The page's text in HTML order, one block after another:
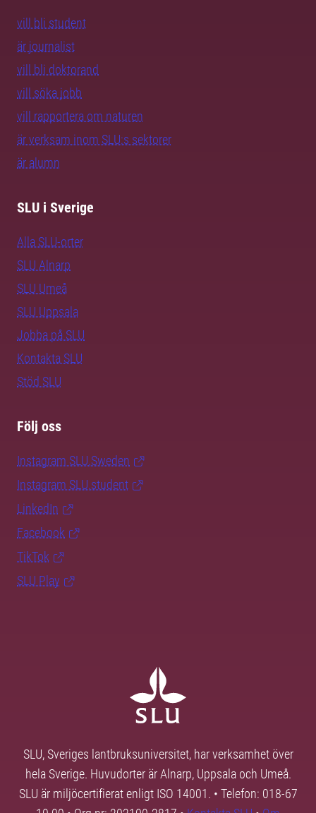
vill bli student
är journalist
vill bli doktorand
vill söka jobb
vill rapportera om naturen
är verksam inom SLU:s sektorer
är alumn
SLU i Sverige
Alla SLU-orter
SLU Alnarp
SLU Umeå
SLU Uppsala
Jobba på SLU
Kontakta SLU
Stöd SLU
Följ oss
Instagram SLU.Sweden
Instagram SLU.student
LinkedIn
Facebook
TikTok
SLU Play
SLU, Sveriges lantbruksuniversitet, har verksamhet över
hela Sverige. Huvudorter är Alnarp, Uppsala och Umeå.
SLU är miljöcertifierat enligt ISO 14001. • Telefon: 018-67